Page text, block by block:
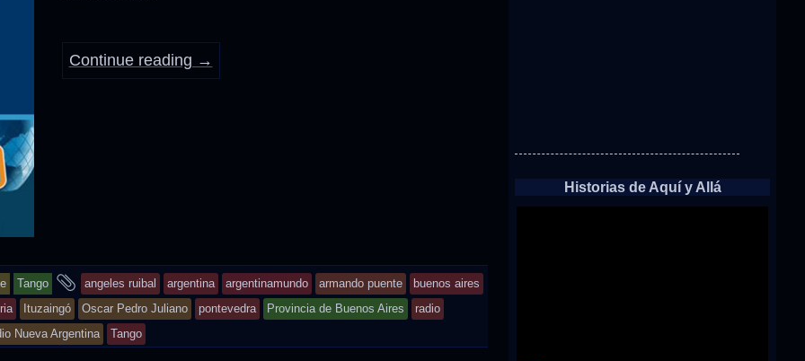
Continue reading →
Tango
and
tagged
angeles ruibal argentina argentinamundo armando puente
buenos aires
Ituzaingó Oscar Pedro Juliano pontevedra Provincia de Buenos Aires
radio
Nueva Argentina
Tango
Historias de Aquí y Allá